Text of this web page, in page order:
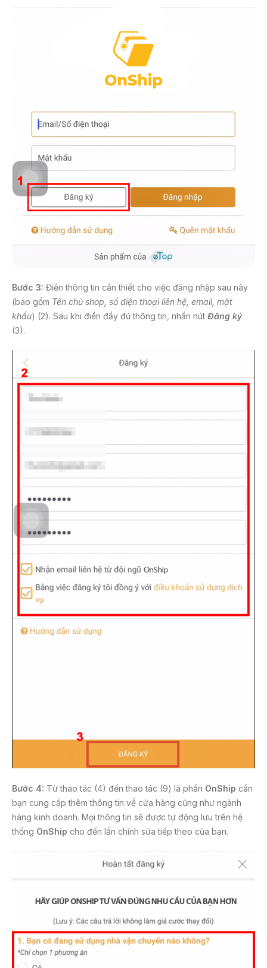
Bước 3: Điền thông tin cần thiết cho việc đăng nhập sau này
(bao gồm Tên chủ shop, số điện thoại liên hệ, email, mật
khẩu) (2). Sau khi điền đầy đủ thông tin, nhấn nút Đăng ký
(3).
Bước 4: Từ thao tác (4) đến thao tác (9) là phần OnShip cần
bạn cung cấp thêm thông tin về cửa hàng cũng như ngành
hàng kinh doanh. Mọi thông tin sẽ được tự động lưu trên hệ
thống OnShip cho đến lần chỉnh sửa tiếp theo của bạn.